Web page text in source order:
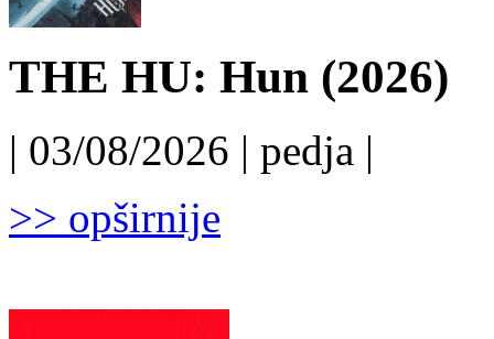
THE HU: Hun (2026)
| 03/08/2026 | pedja |
>> opširnije